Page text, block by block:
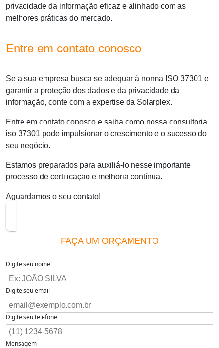
privacidade da informação eficaz e alinhado com as
melhores práticas do mercado.
Entre em contato conosco
Se a sua empresa busca se adequar à norma ISO 37301 e
garantir a proteção dos dados e da privacidade da
informação, conte com a expertise da Solarplex.
Entre em contato conosco e saiba como nossa consultoria
iso 37301 pode impulsionar o crescimento e o sucesso do
seu negócio.
Estamos preparados para auxiliá-lo nesse importante
processo de certificação e melhoria contínua.
Aguardamos o seu contato!
FAÇA UM ORÇAMENTO
Digite seu nome
Digite seu email
Digite seu telefone
Mensagem